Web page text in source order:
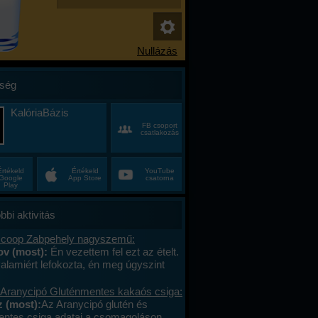
KalóriaBázis
FB csoport
csatlakozás
Play
Értékeld
App Store
YouTube
csatorna
aktivitás
Zabpehely nagyszemű:
(most): Én vezettem fel ezt az ételt.
lefokozta, én meg úgyszint
hogy minden tápanyago6 a
írtam ki, pontosan. Kár a coop
zabpehelyért. Jó ügynök volt.
Gluténmentes kakaós csiga:
(most):Az Aranycipó glutén és